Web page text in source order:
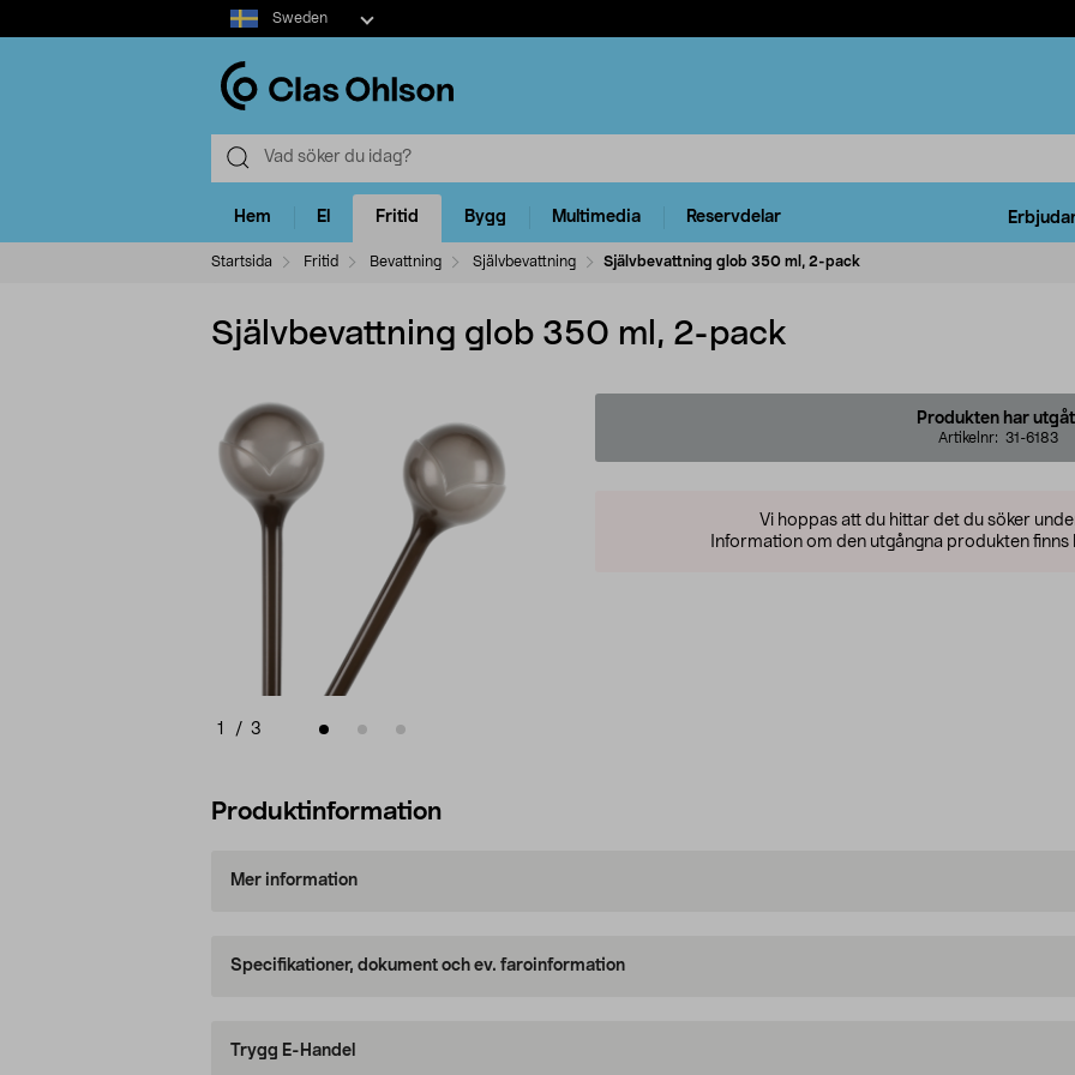
Select
market
Sweden
Hem El Fritid Bygg Multimedia Reservdelar
Startsida Fritid Bevattning Självbevattning Självbevattning glob 350 ml, 2-pack
Självbevattning glob 350 ml, 2-pack
1 / 3
Produkten har
Artikelnr: 31-6183
Vi hoppas att du hittar det du söker
Information om den utgångna produkten finns
Produktinformation
Mer information
Specifikationer, dokument och ev. faroinformation
Trygg E-Handel